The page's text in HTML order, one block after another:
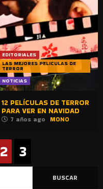
EDITORIALES
LAS MEJORES PELICULAS DE
TERROR
NOTICIAS
12 PELÍCULAS DE TERROR
PARA VER EN NAVIDAD
7 años ago MONO
2 3